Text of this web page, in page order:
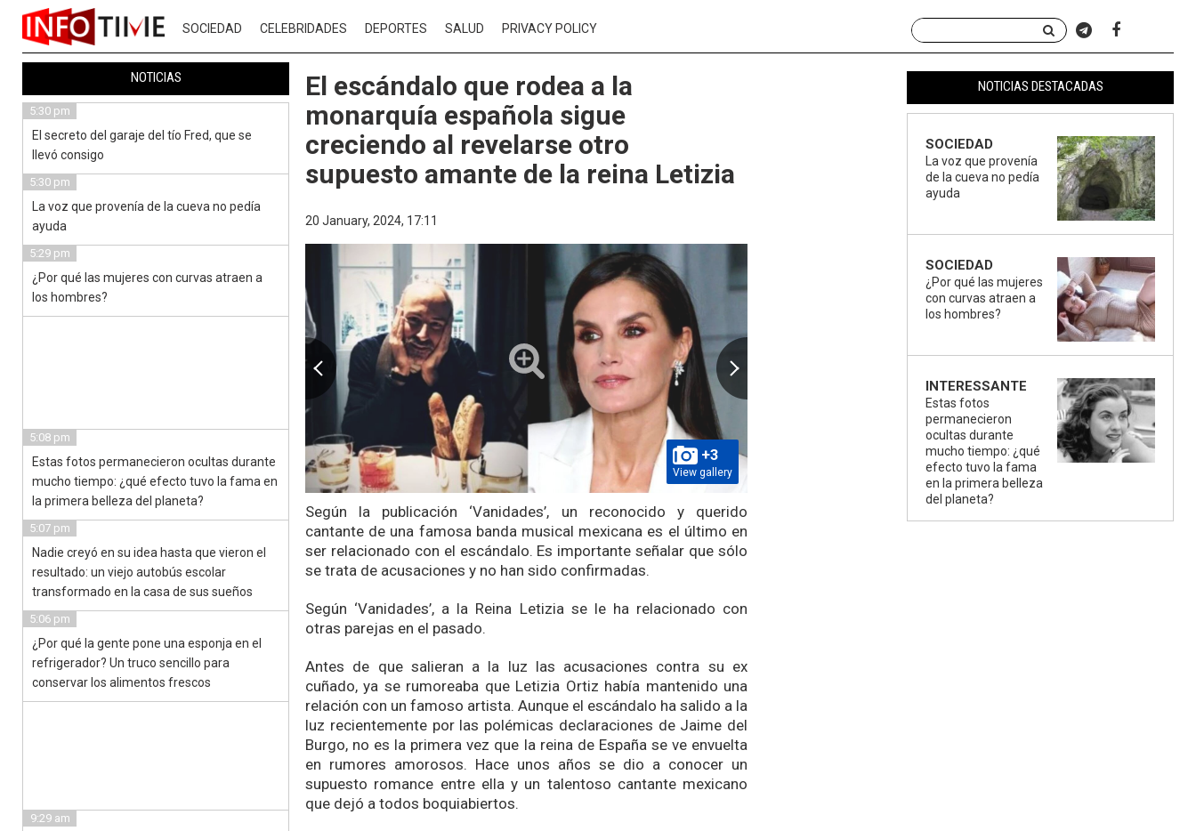
SOCIEDAD CELEBRIDADES DEPORTES SALUD PRIVACY POLICY
El escándalo que rodea a la
monarquía española sigue
creciendo al revelarse otro
supuesto amante de la reina Letizia
20 January, 2024, 17:11
+3
View gallery
Según la publicación ‘Vanidades’, un reconocido y querido
cantante de una famosa banda musical mexicana es el último en
ser relacionado con el escándalo. Es importante señalar que sólo
se trata de acusaciones y no han sido confirmadas.
Según ‘Vanidades’, a la Reina Letizia se le ha relacionado con
otras parejas en el pasado.
Antes de que salieran a la luz las acusaciones contra su ex
cuñado, ya se rumoreaba que Letizia Ortiz había mantenido una
relación con un famoso artista. Aunque el escándalo ha salido a la
luz recientemente por las polémicas declaraciones de Jaime del
Burgo, no es la primera vez que la reina de España se ve envuelta
en rumores amorosos. Hace unos años se dio a conocer un
supuesto romance entre ella y un talentoso cantante mexicano
que dejó a todos boquiabiertos.
NOTICIAS DESTACADAS
SOCIEDAD
La voz que provenía
de la cueva no pedía
ayuda
SOCIEDAD
¿Por qué las mujeres
con curvas atraen a
los hombres?
INTERESSANTE
Estas fotos
permanecieron
ocultas durante
mucho tiempo: ¿qué
efecto tuvo la fama
en la primera belleza
del planeta?
NOTICIAS
5:30 pm
El secreto del garaje del tío Fred, que se
llevó consigo
5:30 pm
La voz que provenía de la cueva no pedía
ayuda
5:29 pm
¿Por qué las mujeres con curvas atraen a
los hombres?
5:08 pm
Estas fotos permanecieron ocultas durante
mucho tiempo: ¿qué efecto tuvo la fama en
la primera belleza del planeta?
5:07 pm
Nadie creyó en su idea hasta que vieron el
resultado: un viejo autobús escolar
transformado en la casa de sus sueños
5:06 pm
¿Por qué la gente pone una esponja en el
refrigerador? Un truco sencillo para
conservar los alimentos frescos
9:29 am